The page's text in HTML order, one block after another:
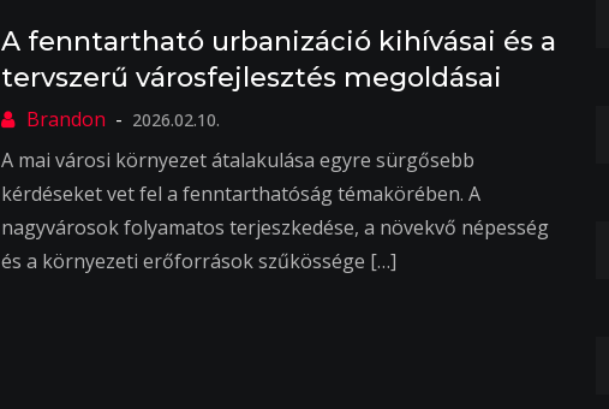
A fenntartható urbanizáció kihívásai és a
tervszerű városfejlesztés megoldásai
2026.02.10.
A mai városi környezet átalakulása egyre sürgősebb
kérdéseket vet fel a fenntarthatóság témakörében. A
nagyvárosok folyamatos terjeszkedése, a növekvő népesség
és a környezeti erőforrások szűkössége […]